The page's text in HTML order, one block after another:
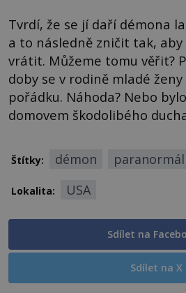
Tvrdí, že se jí daří démona
a to následně zničit tak, aby
vrátit. Můžeme tomu věřit?
doby se v rodině mladé
pořádku. Náhoda? Nebo
domovem škodolibého
Štítky: démon
Lokalita: USA
Sdílet na
Sdílet na X